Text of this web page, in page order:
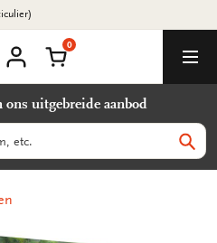
account
Winkelmand
0
uitgebreide aanbod